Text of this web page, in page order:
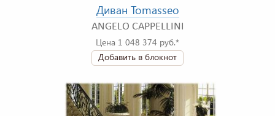
Диван Tomasseo
ANGELO CAPPELLINI
Цена 1 048 374 руб.*
Добавить в блокнот